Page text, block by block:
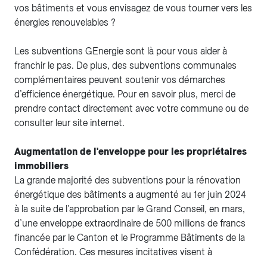
vos bâtiments et vous envisagez de vous tourner vers les
énergies renouvelables ?
Les subventions GEnergie sont là pour vous aider à
franchir le pas. De plus, des subventions communales
complémentaires peuvent soutenir vos démarches
d’efficience énergétique. Pour en savoir plus, merci de
prendre contact directement avec votre commune ou de
consulter leur site internet.
Augmentation de l'enveloppe pour les propriétaires
immobiliers
La grande majorité des subventions pour la rénovation
énergétique des bâtiments a augmenté au 1er juin 2024
à la suite de l’approbation par le Grand Conseil, en mars,
d’une enveloppe extraordinaire de 500 millions de francs
financée par le Canton et le Programme Bâtiments de la
Confédération. Ces mesures incitatives visent à